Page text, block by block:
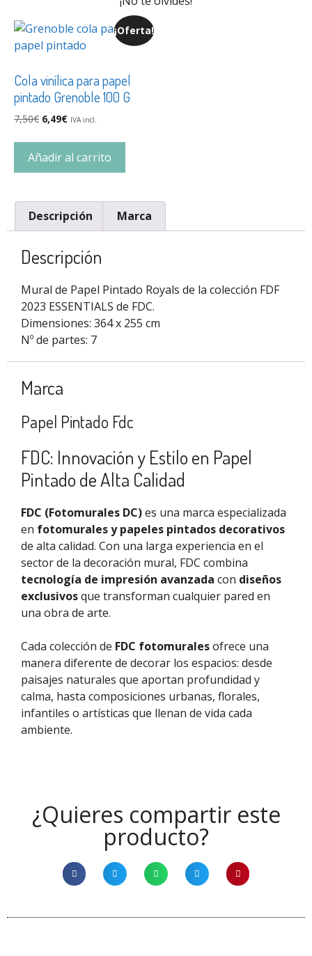
¡Oferta!
Cola vinílica para papel
pintado Grenoble 100 G
7,50€ 6,49€ IVA incl.
Añadir al carrito
Descripción Marca
Descripción
Mural de Papel Pintado Royals de la colección FDF
2023 ESSENTIALS de FDC.
Dimensiones: 364 x 255 cm
Nº de partes: 7
Marca
Papel Pintado Fdc
FDC: Innovación y Estilo en Papel
Pintado de Alta Calidad
FDC (Fotomurales DC)es una marca especializada
en fotomurales y papeles pintados decorativos
de alta calidad. Con una larga experiencia en el
sector de la decoración mural, FDC combina
tecnología de impresión avanzada con diseños
exclusivosque transforman cualquier pared en
una obra de arte.
Cada colección de FDC fotomuralesofrece una
manera diferente de decorar los espacios: desde
paisajes naturales que aportan profundidad y
calma, hasta composiciones urbanas, florales,
infantiles o artísticas que llenan de vida cada
ambiente.
¿Quieres compartir este
producto?